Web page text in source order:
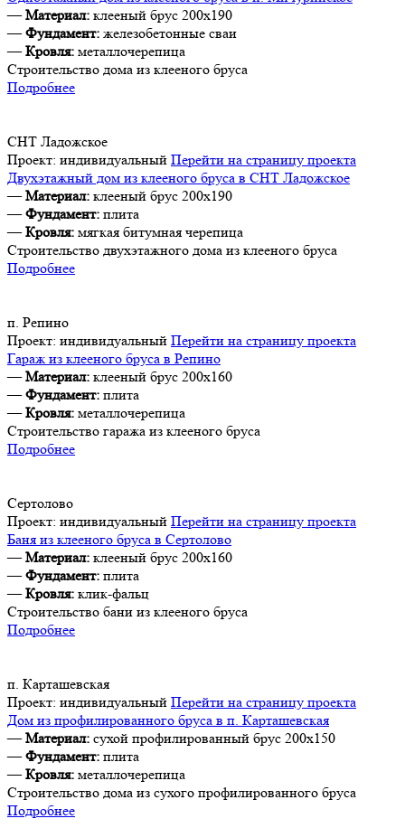
—Материал: клееный брус 200х190
—Фундамент: железобетонные сваи
—Кровля: металлочерепица
Строительство дома из клееного бруса
Подробнее
СНТ Ладожское
Проект: индивидуальный Перейти на страницу проекта
Двухэтажный дом из клееного бруса в СНТ Ладожское
—Материал: клееный брус 200х190
—Фундамент: плита
—Кровля: мягкая битумная черепица
Строительство двухэтажного дома из клееного бруса
Подробнее
п. Репино
Проект: индивидуальный Перейти на страницу проекта
Гараж из клееного бруса в Репино
—Материал: клееный брус 200х160
—Фундамент: плита
—Кровля: металлочерепица
Строительство гаража из клееного бруса
Подробнее
Сертолово
Проект: индивидуальный Перейти на страницу проекта
Баня из клееного бруса в Сертолово
—Материал: клееный брус 200х160
—Фундамент: плита
—Кровля: клик-фальц
Строительство бани из клееного бруса
Подробнее
п. Карташевская
Проект: индивидуальный Перейти на страницу проекта
Дом из профилированного бруса в п. Карташевская
—Материал: сухой профилированный брус 200х150
—Фундамент: плита
—Кровля: металлочерепица
Строительство дома из сухого профилированного бруса
Подробнее